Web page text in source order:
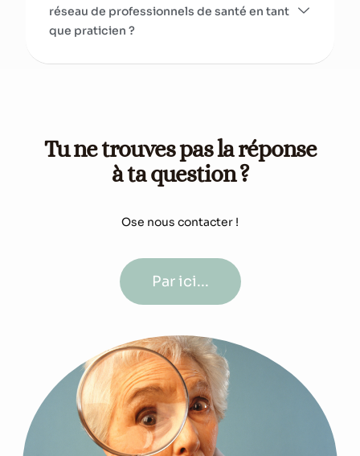
réseau de professionnels de santé en tant
que praticien ?
Tu ne trouves pas la réponse
à ta question ?
Ose nous contacter !
Par ici...